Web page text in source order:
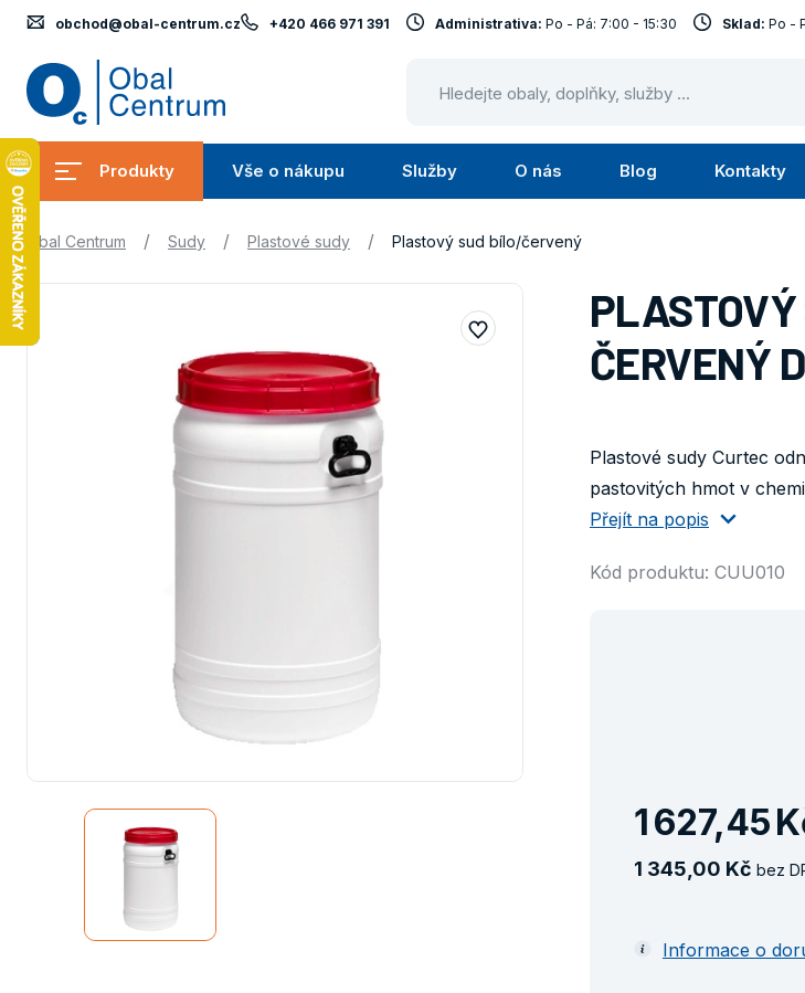
Produkty
Submenu
Produkty
Vše o nákupu
Submenu
Vše
Služby
Submenu
Služby
O nás
Submenu
Blog Kontakty
obchod@obal-centrum.cz +420 466 971 391 Administrativa: Po - Pá: 7:00 - 15:30 Sklad: Po -
Obal Centrum / Sudy / Plastové sudy / Plastový sud bílo/červený
PLASTOVÝ
ČERVENÝ
Plastové sudy Curtec
pastovitých hmot v
Přejít na popis
Kód produktu: CUU010
1627,45
1 345 00 Kč bez
Informace o